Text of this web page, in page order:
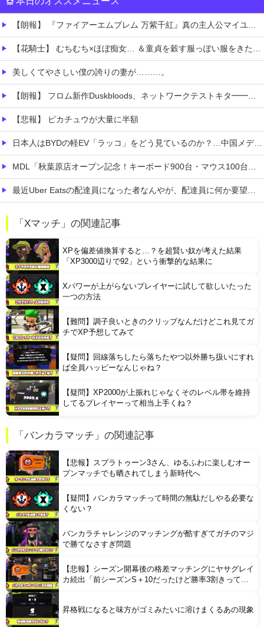
【朗報】 『ファイアーエムブレム 万紫千紅』真の主人公マイユニはキャラメイクが可能
【花騎士】 むちむち×ほぼ痴女… ＆童貞を穀す服っぽい服をきたホウオウボクへの反応！！！
美しくてやさしい僕の誇りの妻が………。
【朗報】 フロム新作Duskbloods、ネットワークテストキタ━━━━(゜∀゜)━━━━!!
【悲報】 ピカチュウが大量に半額
日本人はBYDの軽EV「ラッコ」をどう見ているのか？…中国メディア！
MDL「秋葉原店オープン記念！キーボード900台・マウス100台無料でプレゼント！」→秋葉原が大変なことになってしまう
最近Uber Eatsの配達員になった者なんやが、配達員に何か要望があったら教えてくれ
【画像】 「ビールと水を交互に飲まないと倒れるグラス」発売
Powered by livedoor 相互RSS
「Xマッチ」の関連記事
XPを偏差値換算すると…？を超賢い奴が考えた結果
「XP3000辺りで92」という衝撃的な結果に
Xパワーが上がらないプレイヤーに試して欲しいたった
一つの方法
【難問】調子良いときのクリップなんだけどこれ見てガ
チでXP予想してみて
【疑問】回線落ちしたら落ちたやつ以外勝ち扱いにすれ
ば全員ハッピーなんじゃね？
【疑問】XP2000が上振れじゃなくそのレベル帯を維持
してるプレイヤーって相当上手くね？
「バンカラマッチ」の関連記事
【悲報】スプラトゥーン3さん、ゆるふわに楽しむオー
プンマッチでも晒されてしまう新時代へ
【疑問】バンカラマッチって時間の無駄だしやる必要な
くない？
バンカラチャレンジのマッチングが酷すぎてガチのマジ
で勝てなさすぎ問題
【悲報】シーズン開幕後の格差マッチングにヤサグレイ
カ続出「前シーズンS＋10だったけど勝率3割きって借
昇格戦になると味方がゴミみたいに溶けまくるあの現象